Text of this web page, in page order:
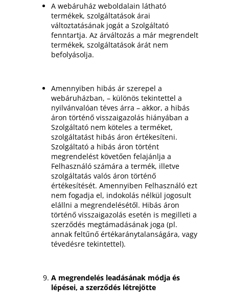
A webáruház weboldalain látható
termékek, szolgáltatások árai
változtatásának jogát a Szolgáltató
fenntartja. Az árváltozás a már megrendelt
termékek, szolgáltatások árát nem
befolyásolja.
Amennyiben hibás ár szerepel a
webáruházban, – különös tekintettel a
nyilvánvalóan téves árra – akkor, a hibás
áron történő visszaigazolás hiányában a
Szolgáltató nem köteles a terméket,
szolgáltatást hibás áron értékesíteni.
Szolgáltató a hibás áron történt
megrendelést követően felajánlja a
Felhasználó számára a termék, illetve
szolgáltatás valós áron történő
értékesítését. Amennyiben Felhasználó ezt
nem fogadja el, indokolás nélkül jogosult
elállni a megrendelésétől. Hibás áron
történő visszaigazolás esetén is megilleti a
szerződés megtámadásának joga (pl.
annak feltűnő értékaránytalanságára, vagy
tévedésre tekintettel).
A megrendelés leadásának módja és
lépései, a szerződés létrejötte